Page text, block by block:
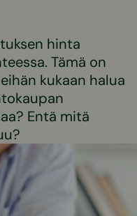
hinta
Tämä on
kukaan halua
Entä mitä